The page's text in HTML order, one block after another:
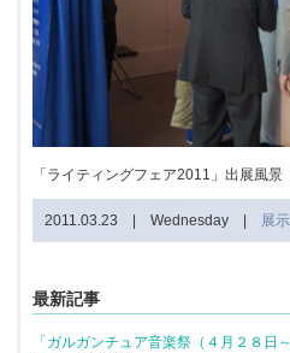
「ライティングフェア2011」出展風景
2011.03.23 | Wednesday | 展
最新記事
「ガルガンチュア音楽祭（４月２８日